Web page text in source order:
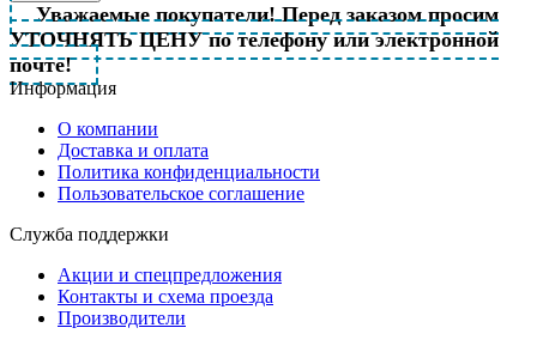
Уважаемые покупатели! Перед заказом просим
УТОЧНЯТЬ ЦЕНУ по телефону или электронной
почте!
Информация
О компании
Доставка и оплата
Политика конфиденциальности
Пользовательское соглашение
Служба поддержки
Акции и спецпредложения
Контакты и схема проезда
Производители